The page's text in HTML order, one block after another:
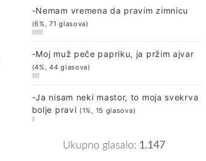
-Nemam vremena da pravim zimnicu
(6%, 71 glasova)
-Moj muž peče papriku, ja pržim ajvar
(4%, 44 glasova)
-Ja nisam neki mastor, to moja svekrva
bolje pravi (1%, 15 glasova)
Ukupno glasalo: 1.147